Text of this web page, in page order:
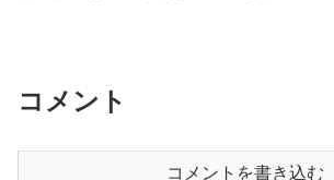
コメント
コメントを書き込む